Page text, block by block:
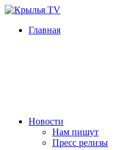
Главная
Новости
Нам пишут
Пресс релизы